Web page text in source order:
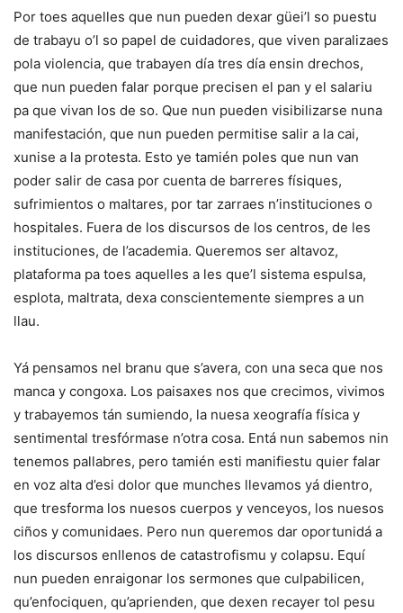
Por toes aquelles que nun pueden dexar güei’l so puestu
de trabayu o’l so papel de cuidadores, que viven paralizaes
pola violencia, que trabayen día tres día ensin drechos,
que nun pueden falar porque precisen el pan y el salariu
pa que vivan los de so. Que nun pueden visibilizarse nuna
manifestación, que nun pueden permitise salir a la cai,
xunise a la protesta. Esto ye tamién poles que nun van
poder salir de casa por cuenta de barreres físiques,
sufrimientos o maltares, por tar zarraes n’instituciones o
hospitales. Fuera de los discursos de los centros, de les
instituciones, de l’academia. Queremos ser altavoz,
plataforma pa toes aquelles a les que’l sistema espulsa,
esplota, maltrata, dexa conscientemente siempres a un
llau.
Yá pensamos nel branu que s’avera, con una seca que nos
manca y congoxa. Los paisaxes nos que crecimos, vivimos
y trabayemos tán sumiendo, la nuesa xeografía física y
sentimental tresfórmase n’otra cosa. Entá nun sabemos nin
tenemos pallabres, pero tamién esti manifiestu quier falar
en voz alta d’esi dolor que munches llevamos yá dientro,
que tresforma los nuesos cuerpos y venceyos, los nuesos
ciños y comunidaes. Pero nun queremos dar oportunidá a
los discursos enllenos de catastrofismu y colapsu. Equí
nun pueden enraigonar los sermones que culpabilicen,
qu’enfociquen, qu’aprienden, que dexen recayer tol pesu